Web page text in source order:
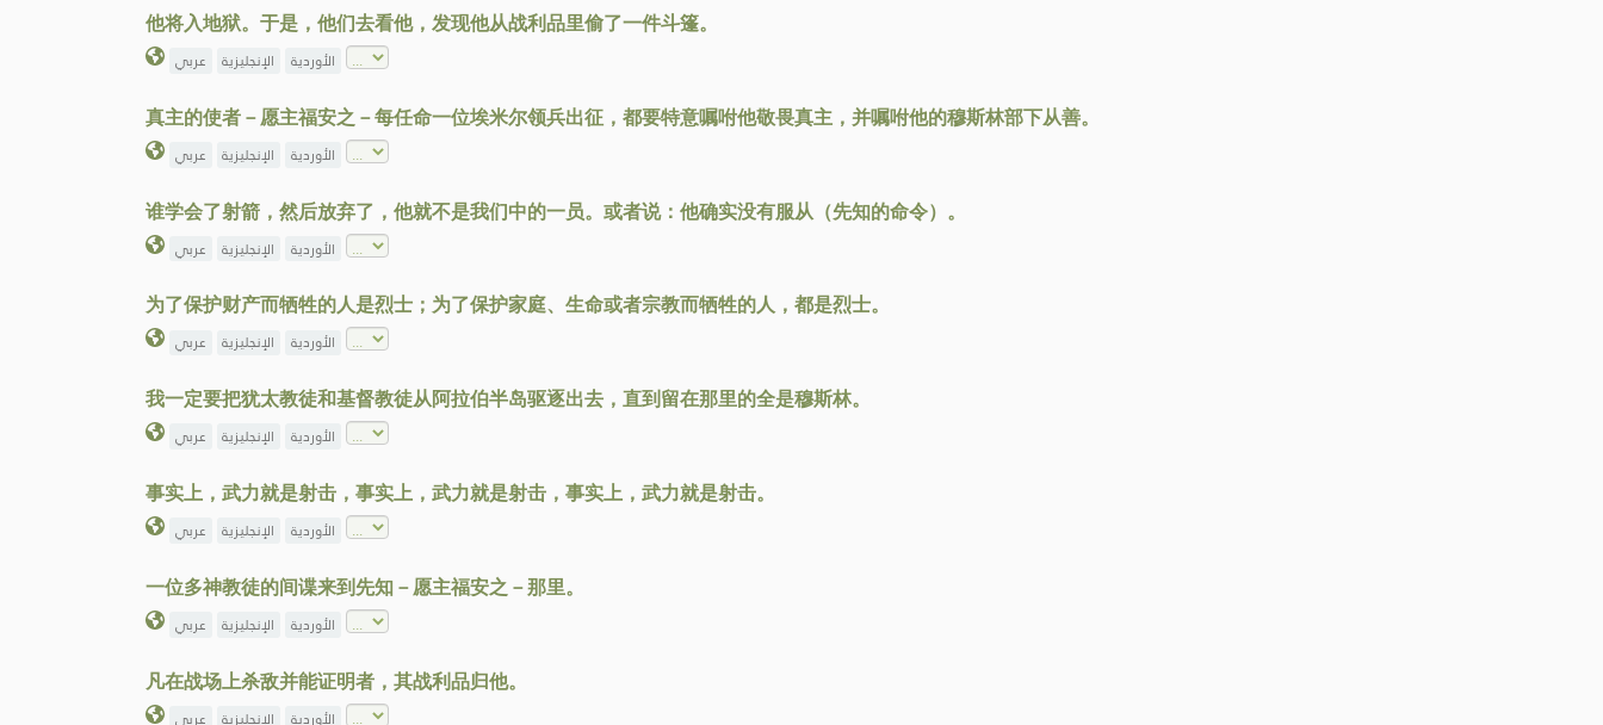
他将入地狱。于是，他们去看他，发现他从战利品里偷了一件斗篷。
عربي الإنجليزية الأوردية
真主的使者－愿主福安之－每任命一位埃米尔领兵出征，都要特意嘱咐他敬畏真主，并嘱咐他的穆斯林部下从善。
عربي الإنجليزية الأوردية
谁学会了射箭，然后放弃了，他就不是我们中的一员。或者说：他确实没有服从（先知的命令）。
عربي الإنجليزية الأوردية
为了保护财产而牺牲的人是烈士；为了保护家庭、生命或者宗教而牺牲的人，都是烈士。
عربي الإنجليزية الأوردية
我一定要把犹太教徒和基督教徒从阿拉伯半岛驱逐出去，直到留在那里的全是穆斯林。
عربي الإنجليزية الأوردية
事实上，武力就是射击，事实上，武力就是射击，事实上，武力就是射击。
عربي الإنجليزية الأوردية
一位多神教徒的间谍来到先知－愿主福安之－那里。
عربي الإنجليزية الأوردية
凡在战场上杀敌并能证明者，其战利品归他。
عربي الإنجليزية الأوردية